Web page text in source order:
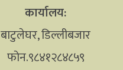
कार्यालय:
बाटुलेघर, डिल्लीबजार
फोन.९८४१२८४८५९